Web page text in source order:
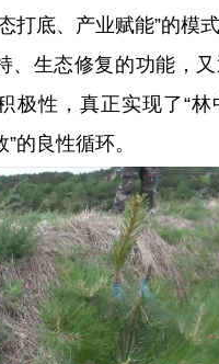
打底、产业赋能”的模
、生态修复的功能，
极性，真正实现了“
的良性循环。